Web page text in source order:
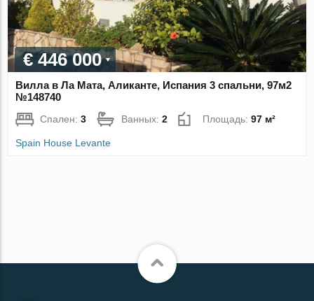
€ 446 000
Вилла в Ла Мата, Аликанте, Испания 3 спальни, 97м2
№148740
Спален:3 Ванных:2 Площадь:97 м²
Spain House Levante